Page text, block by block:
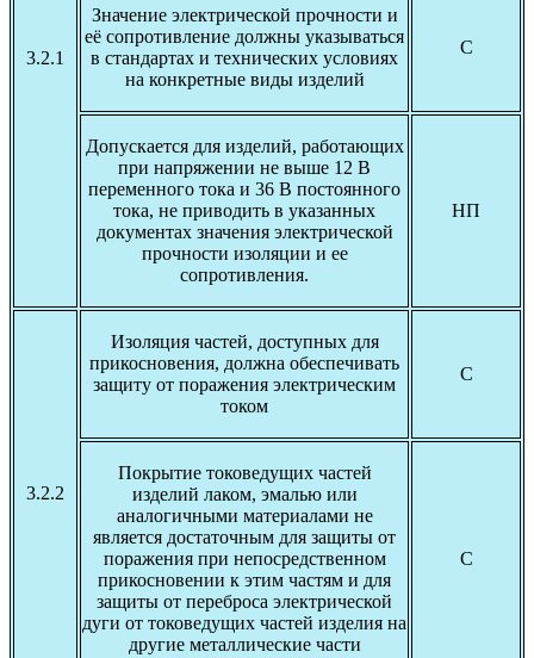
3.2.1
Значение электрической прочности и
её сопротивление должны указываться
в стандартах и технических условиях
на конкретные виды изделий
С
Допускается для изделий, работающих
при напряжении не выше 12 В
переменного тока и 36 В постоянного
тока, не приводить в указанных
документах значения электрической
прочности изоляции и ее
сопротивления.
НП
3.2.2
Изоляция частей, доступных для
прикосновения, должна обеспечивать
защиту от поражения электрическим
током
С
Покрытие токоведущих частей
изделий лаком, эмалью или
аналогичными материалами не
является достаточным для защиты от
поражения при непосредственном
прикосновении к этим частям и для
защиты от переброса электрической
дуги от токоведущих частей изделия на
другие металлические части
С